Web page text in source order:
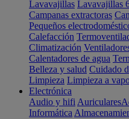
Lavavajillas Lavavajillas
Campanas extractoras
Pequeños
Calefacción
Climatización
Calentadores de agua
Belleza y salud Cuidado
Limpieza Limpieza a
Electrónica
Audio y hifi Auriculares
Informática